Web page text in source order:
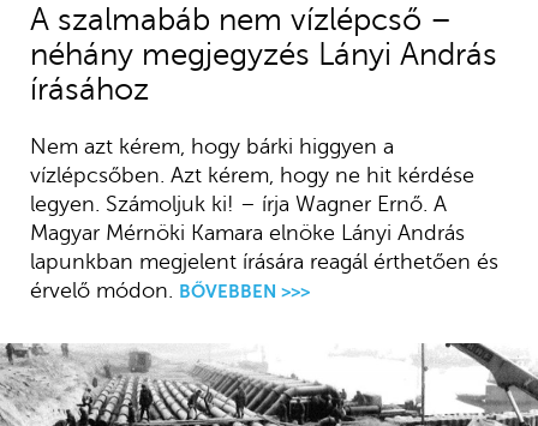
A szalmabáb nem vízlépcső –
néhány megjegyzés Lányi András
írásához
Nem azt kérem, hogy bárki higgyen a
vízlépcsőben. Azt kérem, hogy ne hit kérdése
legyen. Számoljuk ki! – írja Wagner Ernő. A
Magyar Mérnöki Kamara elnöke Lányi András
lapunkban megjelent írására reagál érthetően és
érvelő módon. BŐVEBBEN >>>